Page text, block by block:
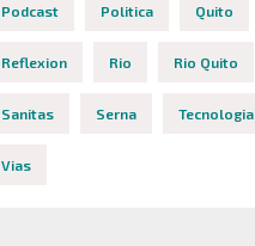
Podcast Politica Quito
Reflexion Rio Rio Quito
Sanitas Serna Tecnologia
Vias